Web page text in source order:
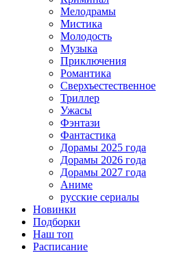
Мелодрамы
Мистика
Молодость
Музыка
Приключения
Романтика
Сверхъестественное
Триллер
Ужасы
Фэнтази
Фантастика
Дорамы 2025 года
Дорамы 2026 года
Дорамы 2027 года
Аниме
русские сериалы
Новинки
Подборки
Наш топ
Расписание